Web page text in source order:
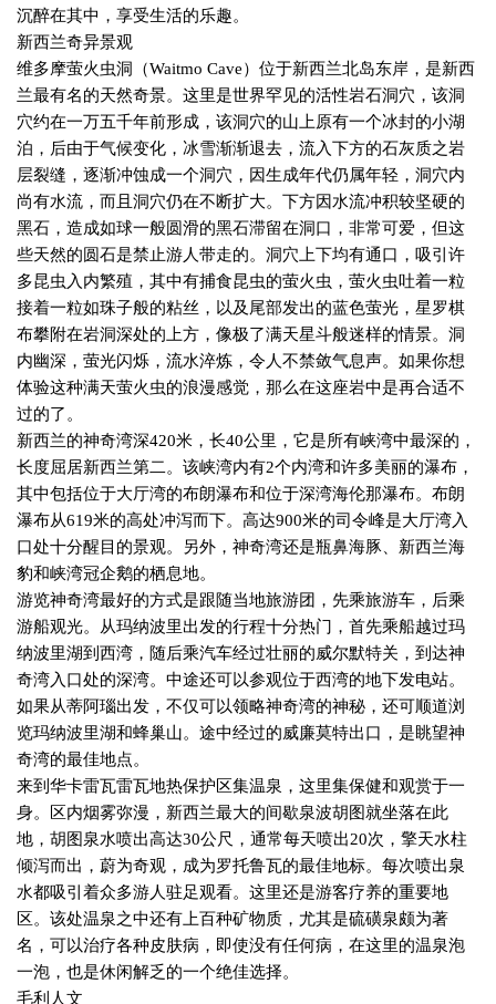
沉醉在其中，享受生活的乐趣。
新西兰奇异景观
维多摩萤火虫洞（Waitmo Cave）位于新西兰北岛东岸，是新西
兰最有名的天然奇景。这里是世界罕见的活性岩石洞穴，该洞
穴约在一万五千年前形成，该洞穴的山上原有一个冰封的小湖
泊，后由于气候变化，冰雪渐渐退去，流入下方的石灰质之岩
层裂缝，逐渐冲蚀成一个洞穴，因生成年代仍属年轻，洞穴内
尚有水流，而且洞穴仍在不断扩大。下方因水流冲积较坚硬的
黑石，造成如球一般圆滑的黑石滞留在洞口，非常可爱，但这
些天然的圆石是禁止游人带走的。洞穴上下均有通口，吸引许
多昆虫入内繁殖，其中有捕食昆虫的萤火虫，萤火虫吐着一粒
接着一粒如珠子般的粘丝，以及尾部发出的蓝色萤光，星罗棋
布攀附在岩洞深处的上方，像极了满天星斗般迷样的情景。洞
内幽深，萤光闪烁，流水淬炼，令人不禁敛气息声。如果你想
体验这种满天萤火虫的浪漫感觉，那么在这座岩中是再合适不
过的了。
新西兰的神奇湾深420米，长40公里，它是所有峡湾中最深的，
长度屈居新西兰第二。该峡湾内有2个内湾和许多美丽的瀑布，
其中包括位于大厅湾的布朗瀑布和位于深湾海伦那瀑布。布朗
瀑布从619米的高处冲泻而下。高达900米的司令峰是大厅湾入
口处十分醒目的景观。另外，神奇湾还是瓶鼻海豚、新西兰海
豹和峡湾冠企鹅的栖息地。
游览神奇湾最好的方式是跟随当地旅游团，先乘旅游车，后乘
游船观光。从玛纳波里出发的行程十分热门，首先乘船越过玛
纳波里湖到西湾，随后乘汽车经过壮丽的威尔默特关，到达神
奇湾入口处的深湾。中途还可以参观位于西湾的地下发电站。
如果从蒂阿瑙出发，不仅可以领略神奇湾的神秘，还可顺道浏
览玛纳波里湖和蜂巢山。途中经过的威廉莫特出口，是眺望神
奇湾的最佳地点。
来到华卡雷瓦雷瓦地热保护区集温泉，这里集保健和观赏于一
身。区内烟雾弥漫，新西兰最大的间歇泉波胡图就坐落在此
地，胡图泉水喷出高达30公尺，通常每天喷出20次，擎天水柱
倾泻而出，蔚为奇观，成为罗托鲁瓦的最佳地标。每次喷出泉
水都吸引着众多游人驻足观看。这里还是游客疗养的重要地
区。该处温泉之中还有上百种矿物质，尤其是硫磺泉颇为著
名，可以治疗各种皮肤病，即使没有任何病，在这里的温泉泡
一泡，也是休闲解乏的一个绝佳选择。
毛利人文